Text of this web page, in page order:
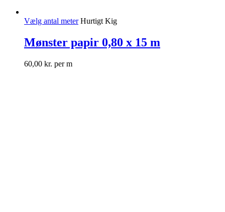
Vælg antal meter Hurtigt Kig
Mønster papir 0,80 x 15 m
60,00 kr. per m